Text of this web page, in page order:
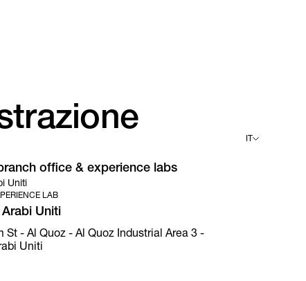
office & experience labs
Uniti
LAB
Uniti
St - Al Quoz - Al Quoz Industrial Area 3 -
Uniti